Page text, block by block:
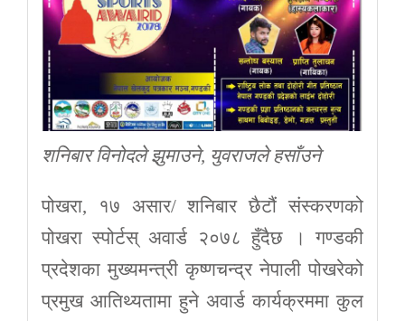
शनिबार विनोदले झुमाउने, युवराजले हसाँउने
पोखरा, १७ असार/ शनिबार छैटौं संस्करणको
पोखरा स्पोर्टस् अवार्ड २०७८ हुँदैछ । गण्डकी
प्रदेशका मुख्यमन्त्री कृष्णचन्द्र नेपाली पोखरेको
प्रमुख आतिथ्यतामा हुने अवार्ड कार्यक्रममा कुल